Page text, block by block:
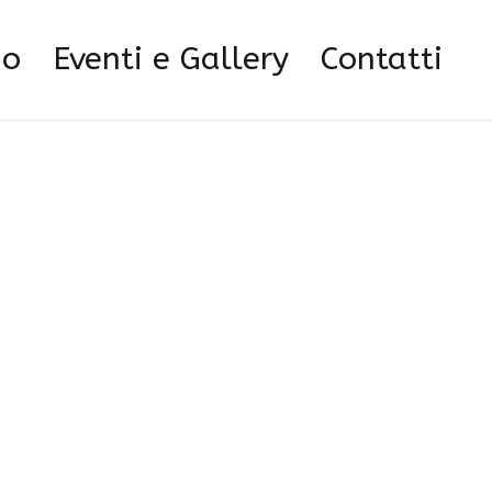
Eventi e Gallery Contatti
Home Home 1000093954